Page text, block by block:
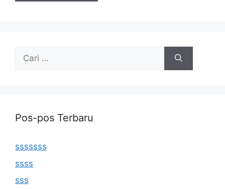
Cari
Pos-pos Terbaru
sssssss
ssss
sss